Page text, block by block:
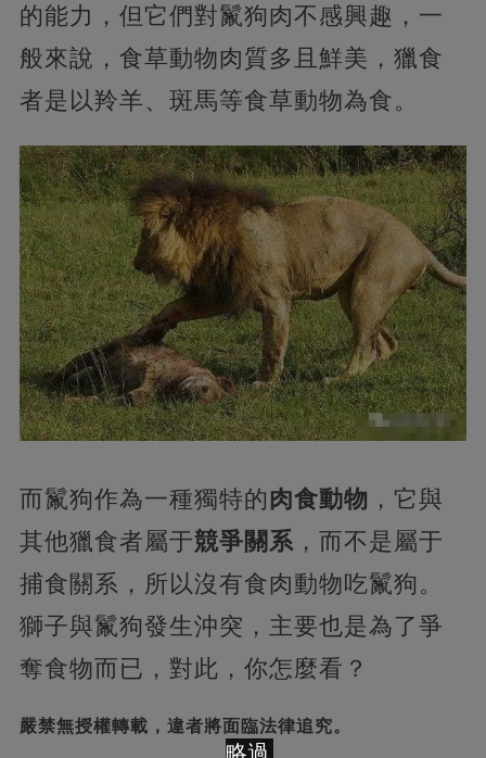
的能力，但它們對鬣狗肉不感興趣，一
般來說，食草動物肉質多且鮮美，獵食
者是以羚羊、斑馬等食草動物為食。
而鬣狗作為一種獨特的 肉食動物 ，它與
其他獵食者屬于競爭關系 ，而不是屬于
捕食關系，所以沒有食肉動物吃鬣狗。
獅子與鬣狗發生沖突，主要也是為了爭
奪食物而已，對此，你怎麼看？
嚴禁無授權轉載，違者將面臨法律追究。
略過